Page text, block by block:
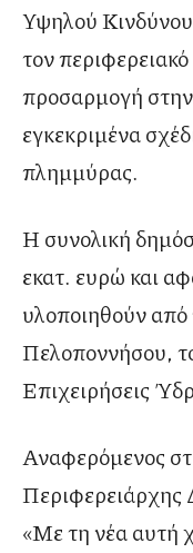
Υψηλού
τον
προσαρμογή στην
εγκεκριμένα
πλημμύρας.
Η συνολική
εκατ. ευρώ και
υλοποιηθούν
Πελοποννήσου,
Επιχειρήσεις
Αναφερόμενος
«Με τη νέα αυτή